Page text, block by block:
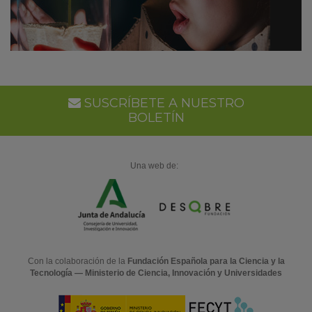
SUSCRÍBETE A NUESTRO
BOLETÍN
Una web de:
Con la colaboración de la Fundación Española para la Ciencia y la
Tecnología — Ministerio de Ciencia, Innovación y Universidades